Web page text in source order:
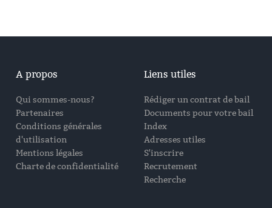
A propos
Qui sommes-nous?
Partenaires
Conditions générales
d'utilisation
Mentions légales
Charte de confidentialité
Liens utiles
Rédiger un contrat de bail
Documents pour votre bail
Index
Adresses utiles
S'inscrire
Recrutement
Recherche